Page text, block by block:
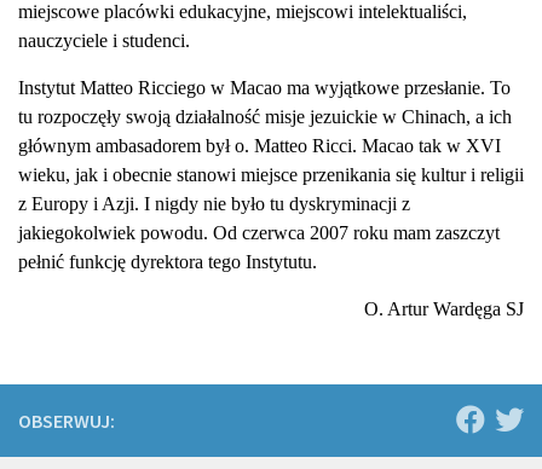
miejscowe placówki edukacyjne, miejscowi intelektualiści,
nauczyciele i studenci.
Instytut Matteo Ricciego w Macao ma wyjątkowe przesłanie. To
tu rozpoczęły swoją działalność misje jezuickie w Chinach, a ich
głównym ambasadorem był o. Matteo Ricci. Macao tak w XVI
wieku, jak i obecnie stanowi miejsce przenikania się kultur i religii
z Europy i Azji. I nigdy nie było tu dyskryminacji z
jakiegokolwiek powodu. Od czerwca 2007 roku mam zaszczyt
pełnić funkcję dyrektora tego Instytutu.
O. Artur Wardęga SJ
OBSERWUJ: